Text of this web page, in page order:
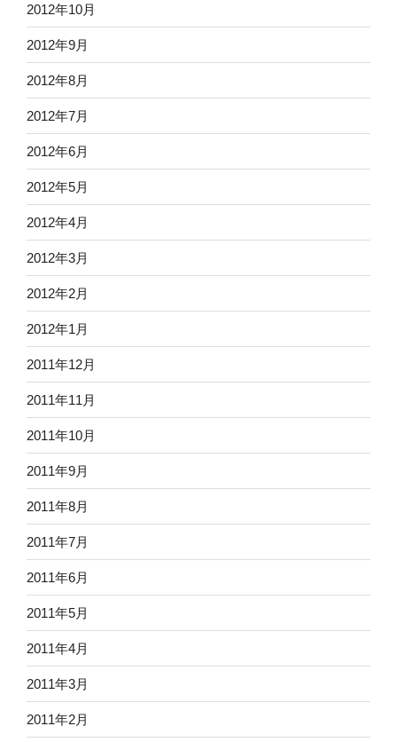
2012年10月
2012年9月
2012年8月
2012年7月
2012年6月
2012年5月
2012年4月
2012年3月
2012年2月
2012年1月
2011年12月
2011年11月
2011年10月
2011年9月
2011年8月
2011年7月
2011年6月
2011年5月
2011年4月
2011年3月
2011年2月